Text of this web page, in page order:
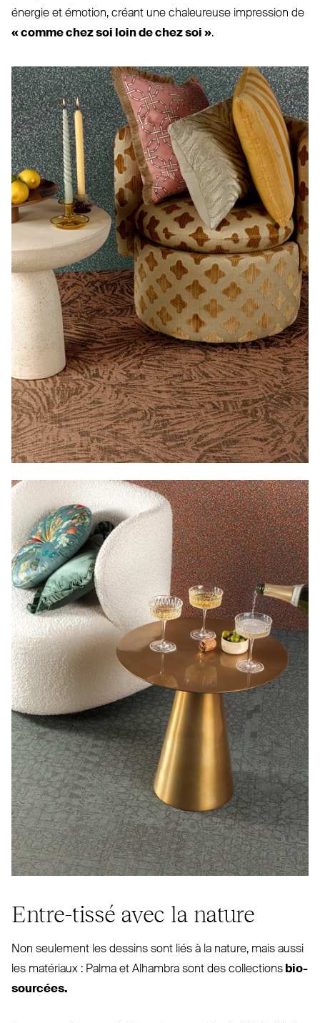
énergie et émotion, créant une cha­leureuse impression de
« comme chez soi loin de chez soi ».
Entre-tissé avec la nature
Non seulement les dessins sont liés à la nature, mais aussi
les matériaux : Palma et Alhambra sont des col­lections bio­
sourcées.